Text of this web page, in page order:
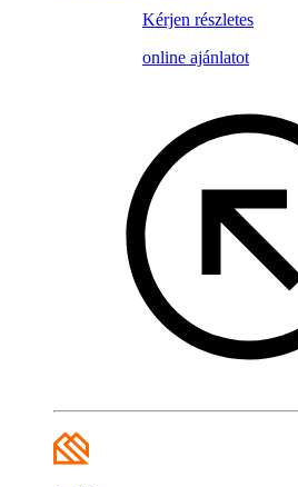
Kérjen részletes
online ajánlatot